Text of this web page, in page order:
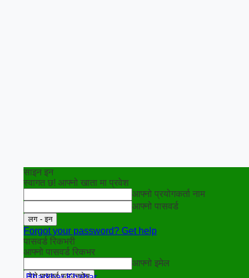
साइन इन
स्वागत छ! आफ्नो खाता मा प्रवेश
आफ्नो प्रयोगकर्ता नाम
आफ्नो पासवर्ड
Forgot your password? Get help
पासवर्ड रिकभरी
आफ्नो पासवर्ड रिकभर
आफ्नो इमेल